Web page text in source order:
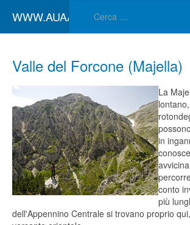
WWW.AUAA.IT
Valle del Forcone (Majella)
La
in
conto
più
dell'Appennino Centrale si trovano proprio